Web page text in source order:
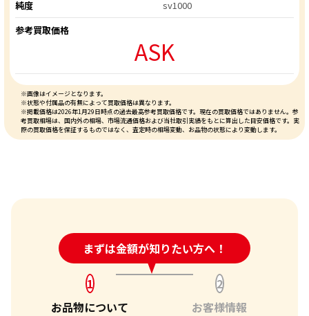
純度
sv1000
参考買取価格
ASK
※画像はイメージとなります。
※状態や付属品の有無によって買取価格は異なります。
※掲載価格は2026年1月29日時点の過去最高参考買取価格です。現在の買取価格ではありません。参
考買取相場は、国内外の相場、市場流通価格および当社取引実績をもとに算出した目安価格です。実
際の買取価格を保証するものではなく、査定時の相場変動、お品物の状態により変動します。
まずは金額が知りたい方へ！
24時間受付中!問い合わせフォーム
1
お品物について
2
お客様情報